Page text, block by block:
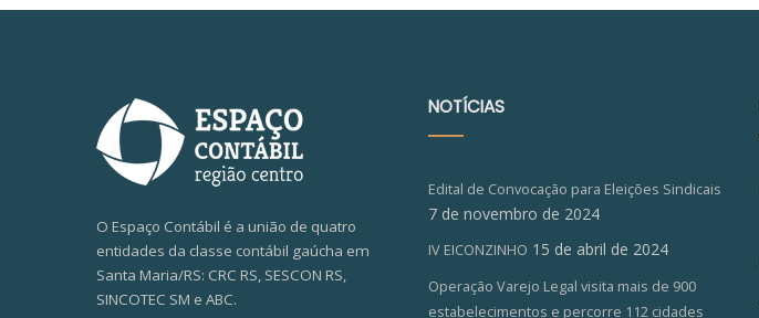
O Espaço Contábil é a união de quatro
entidades da classe contábil gaúcha em
Santa Maria/RS: CRC RS, SESCON RS,
SINCOTEC SM e ABC.
NOTÍCIAS
Edital de Convocação para Eleições Sindicais
7 de novembro de 2024
IV EICONZINHO 15 de abril de 2024
Operação Varejo Legal visita mais de 900
estabelecimentos e percorre 112 cidades